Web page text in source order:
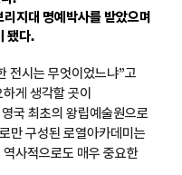
지대 명예박사를 받았으며
됐다.
전시는 무엇이었느냐”고
게 생각할 곳이
국 최초의 왕립예술원으로
만 구성된 로열아카데미는
사적으로도 매우 중요한